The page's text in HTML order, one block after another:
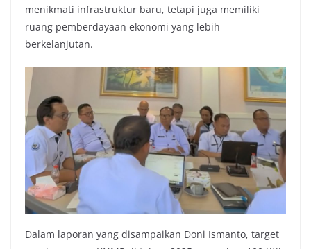
menikmati infrastruktur baru, tetapi juga memiliki
ruang pemberdayaan ekonomi yang lebih
berkelanjutan.
Dalam laporan yang disampaikan Doni Ismanto, target